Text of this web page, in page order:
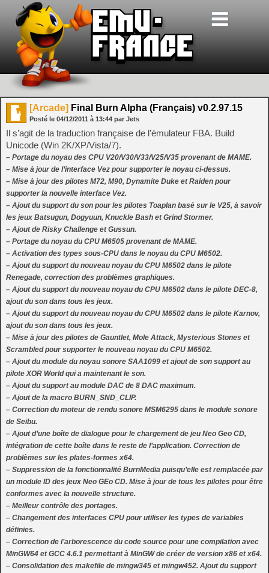
[Arcade] Final Burn Alpha (Français) v0.2.97.15
Posté le 04/12/2011 à 13:44 par Jets
Il s’agit de la traduction française de l’émulateur FBA. Build
Unicode (Win 2K/XP/Vista/7).
– Portage du noyau des CPU V20/V30/V33/V25/V35 provenant de MAME.
– Mise à jour de l’interface Vez pour supporter le noyau ci-dessus.
– Mise à jour des pilotes M72, M90, Dynamite Duke et Raiden pour
supporter la nouvelle interface Vez.
– Ajout du support du son pour les pilotes Toaplan basé sur le V25, à savoir
les jeux Batsugun, Dogyuun, Knuckle Bash et Grind Stormer.
– Ajout de Risky Challenge et Gussun.
– Portage du noyau du CPU M6505 provenant de MAME.
– Activation des types sous-CPU dans le noyau du CPU M6502.
– Ajout du support du nouveau noyau du CPU M6502 dans le pilote
Renegade, correction des problèmes graphiques.
– Ajout du support du nouveau noyau du CPU M6502 dans le pilote DEC-8,
ajout du son dans tous les jeux.
– Ajout du support du nouveau noyau du CPU M6502 dans le pilote Karnov,
ajout du son dans tous les jeux.
– Mise à jour des pilotes de Gauntlet, Mole Attack, Mysterious Stones et
Scrambled pour supporter le nouveau noyau du CPU M6502.
– Ajout du module du noyau sonore SAA1099 et ajout de son support au
pilote XOR World qui a maintenant le son.
– Ajout du support au module DAC de 8 DAC maximum.
– Ajout de la macro BURN_SND_CLIP.
– Correction du moteur de rendu sonore MSM6295 dans le module sonore
de Seibu.
– Ajout d’une boîte de dialogue pour le chargement de jeu Neo Geo CD,
intégration de cette boîte dans le reste de l’application. Correction de
problèmes sur les plates-formes x64.
– Suppression de la fonctionnalité BurnMedia puisqu’elle est remplacée par
un module ID des jeux Neo GEo CD. Mise à jour de tous les pilotes pour être
conformes avec la nouvelle structure.
– Meilleur contrôle des portages.
– Changement des interfaces CPU pour utiliser les types de variables
définies.
– Correction de l’arborescence du code source pour une compilation avec
MinGW64 et GCC 4.6.1 permettant à MinGW de créer de version x86 et x64.
– Consolidation des makefile de mingw345 et mingw452. Ajout du support